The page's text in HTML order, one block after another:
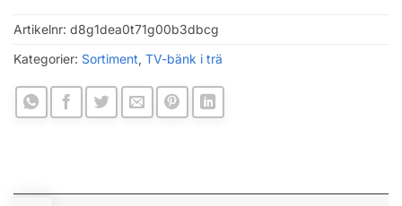
Artikelnr: d8g1dea0t71g00b3dbcg
Kategorier: Sortiment TV-bänk i trä